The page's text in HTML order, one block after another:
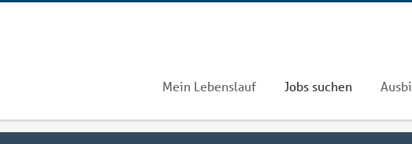
Mein Lebenslauf Jobs suchen